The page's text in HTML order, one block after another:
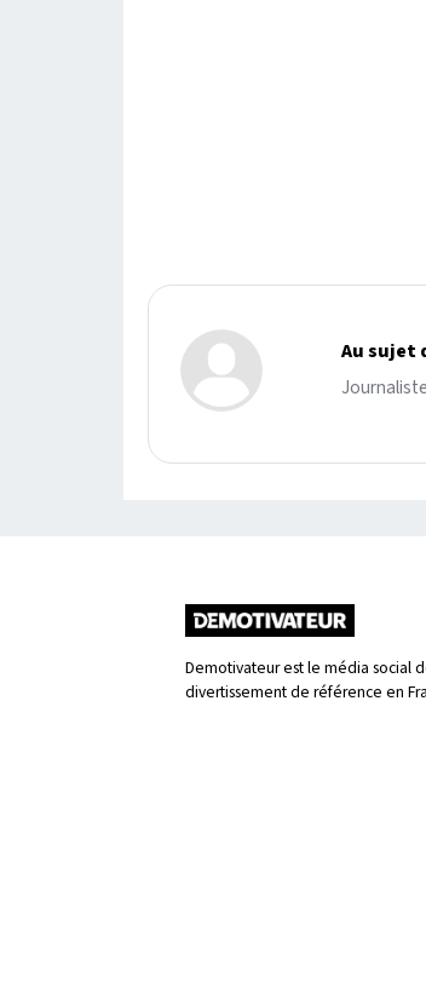
Au sujet
Journaliste
Demotivateur est le média social
divertissement de référence en